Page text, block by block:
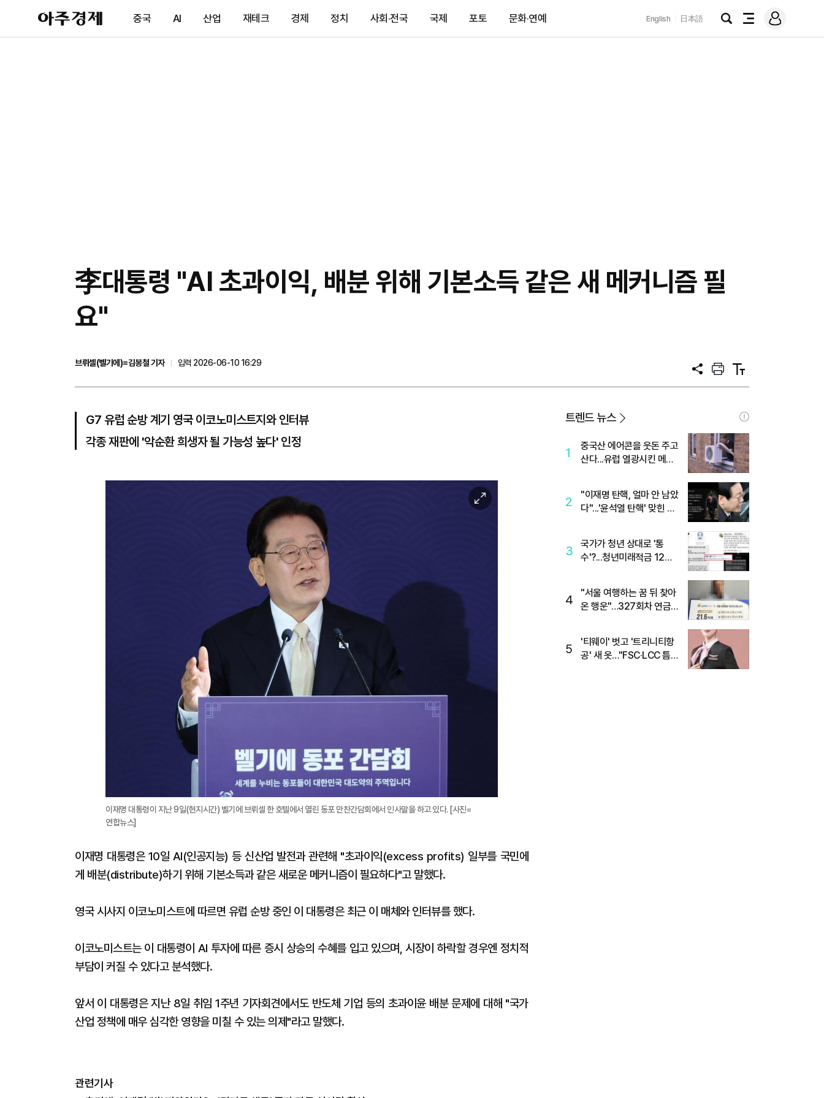
아
주
제
중국 AI 산업 재테크 경제 정치 사회·전국 국제 포토 문화·연예 English 日本語
검
전
메
그
李대통령 "AI 초과이익, 배분 위해 기본소득 같은 새 메커니즘 필
요"
브뤼셀(벨기에)=김봉철 기자
입력 2026-06-10 16:29
공
프
트
텍
트
G7 유럽 순방 계기 영국 이코노미스트지와 인터뷰
각종 재판에 '악순환 희생자 될 가능성 높다' 인정
이
미
이재명 대통령이 지난 9일(현지시간) 벨기에 브뤼셀 한 호텔에서 열린 동포 만찬간담회에서 인사말을 하고 있다. [사진=
연합뉴스]
이재명 대통령은 10일 AI(인공지능) 등 신산업 발전과 관련해 "초과이익(excess profits) 일부를 국민에
게 배분(distribute)하기 위해 기본소득과 같은 새로운 메커니즘이 필요하다"고 말했다.
영국 시사지 이코노미스트에 따르면 유럽 순방 중인 이 대통령은 최근 이 매체와 인터뷰를 했다.
이코노미스트는 이 대통령이 AI 투자에 따른 증시 상승의 수혜를 입고 있으며, 시장이 하락할 경우엔 정치적
부담이 커질 수 있다고 분석했다.
앞서 이 대통령은 지난 8일 취임 1주년 기자회견에서도 반도체 기업 등의 초과이윤 배분 문제에 대해 "국가
산업 정책에 매우 심각한 영향을 미칠 수 있는 의제"라고 말했다.
관련기사
트렌드 뉴스
1
중국산 에어콘을 웃돈 주고
산다...유럽 열광시킨 메이
2
"이재명 탄핵, 얼마 안 남았
다"...'윤석열 탄핵' 맞힌 무
3
국가가 청년 상대로 '통
수'?...청년미래적금 12%
4
"서울 여행하는 꿈 뒤 찾아
온 행운"…327회차 연금
5
'티웨이' 벗고 '트리니티항
공' 새 옷…"FSC·LCC 틈